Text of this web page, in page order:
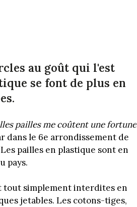
au goût qui l'est
se font de plus en
pailles me coûtent une fortune
dans le 6e arrondissement de
pailles en plastique sont en
pays.
tout simplement interdites en
jetables. Les cotons-tiges,